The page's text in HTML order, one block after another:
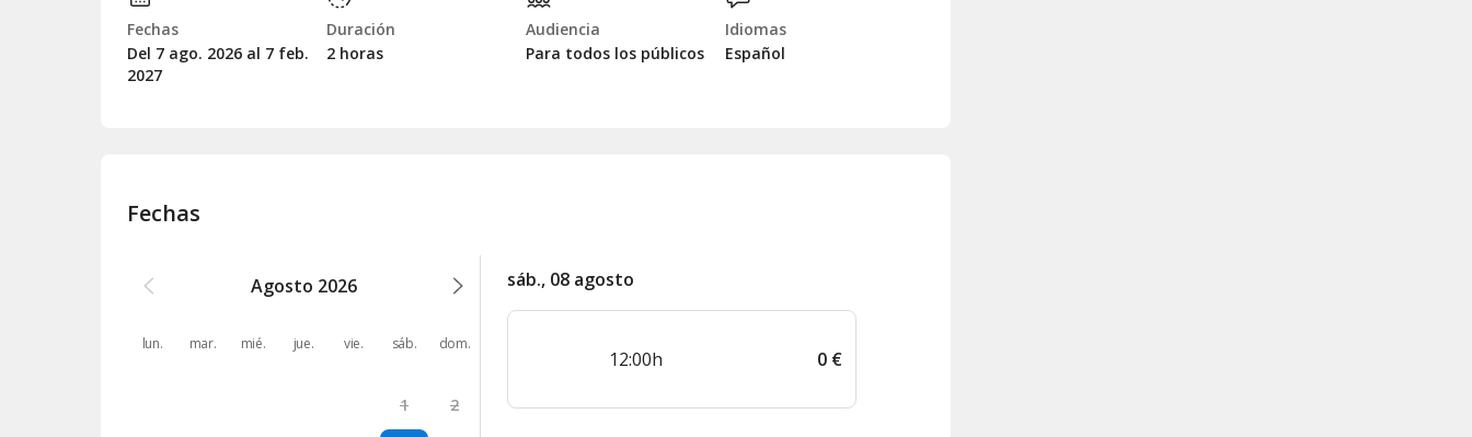
Fechas
Del 7 ago. 2026 al 7 feb.
2027
Duración
2 horas
Audiencia
Para todos los públicos
Idiomas
Español
Fechas
Agosto 2026
lun. mar. mié. jue. vie. sáb. dom.
1 2
sáb., 08 agosto
12:00h 0 €